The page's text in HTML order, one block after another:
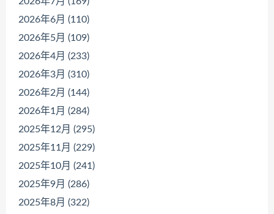
2026年6月 (110)
2026年5月 (109)
2026年4月 (233)
2026年3月 (310)
2026年2月 (144)
2026年1月 (284)
2025年12月 (295)
2025年11月 (229)
2025年10月 (241)
2025年9月 (286)
2025年8月 (322)